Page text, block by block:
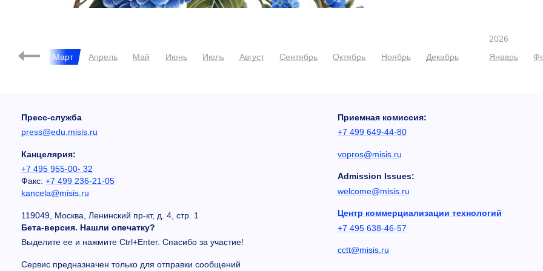
Февраль Март Апрель Май Июнь Июль Август Сентябрь Октябрь Ноябрь Декабрь
2026
Январь
Пресс-служба
press@edu.misis.ru
Канцелярия:
+7 495 955-00- 32
Факс: +7 499 236-21-05
kancela@misis.ru
119049, Москва, Ленинский пр-кт, д. 4, стр. 1
Бета-версия. Нашли опечатку?
Выделите ее и нажмите Ctrl+Enter. Спасибо за участие!
Сервис предназначен только для отправки сообщений
Приемная комиссия:
+7 499 649-44-80
vopros@misis.ru
Admission Issues:
welcome@misis.ru
Центр коммерциализации технологий
+7 495 638-46-57
cctt@misis.ru